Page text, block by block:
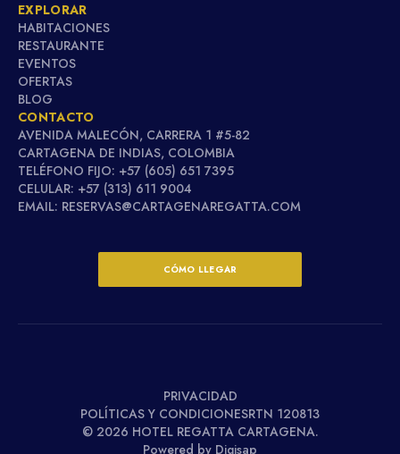
EXPLORAR
HABITACIONES
RESTAURANTE
EVENTOS
OFERTAS
BLOG
CONTACTO
AVENIDA MALECÓN, CARRERA 1 #5-82
CARTAGENA DE INDIAS, COLOMBIA
TELÉFONO FIJO: +57 (605) 651 7395
CELULAR: +57 (313) 611 9004
EMAIL: RESERVAS@CARTAGENAREGATTA.COM
CÓMO LLEGAR
© 2026 HOTEL REGATTA CARTAGENA.
Powered by Digisap
PRIVACIDAD
POLÍTICAS Y CONDICIONESRTN 120813